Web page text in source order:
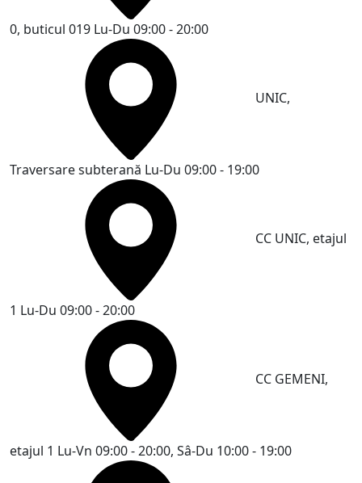
0, buticul 019 Lu-Du 09:00 - 20:00
UNIC,
Traversare subterană Lu-Du 09:00 - 19:00
CC UNIC, etajul
1 Lu-Du 09:00 - 20:00
CC GEMENI,
etajul 1 Lu-Vn 09:00 - 20:00, Sâ-Du 10:00 - 19:00